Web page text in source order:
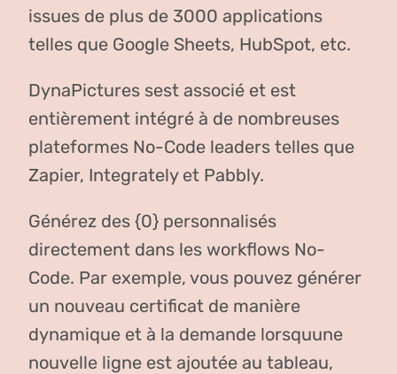
issues de plus de 3000 applications
telles que Google Sheets, HubSpot, etc.
DynaPictures sest associé et est
entièrement intégré à de nombreuses
plateformes No-Code leaders telles que
Zapier, Integrately et Pabbly.
Générez des {0} personnalisés
directement dans les workflows No-
Code. Par exemple, vous pouvez générer
un nouveau certificat de manière
dynamique et à la demande lorsquune
nouvelle ligne est ajoutée au tableau,